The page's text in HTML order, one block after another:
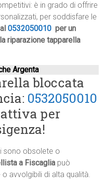
è in grado di offrire
per soddisfare le
al0532050010 per un
riparazione tapparella
Argenta
bloccata
0532050010
per
sono obsolete o
a Fiscaglia può
avvolgibili di alta qualità.